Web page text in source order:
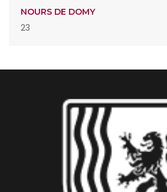
NOURS DE DOMY
23